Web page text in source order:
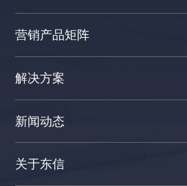
营销产品矩阵
解决方案
新闻动态
关于东信